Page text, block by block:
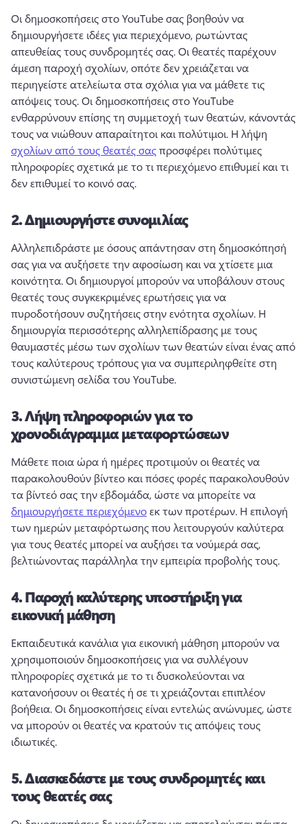
Οι δημοσκοπήσεις στο YouTube σας βοηθούν να
δημιουργήσετε ιδέες για περιεχόμενο, ρωτώντας
απευθείας τους συνδρομητές σας. Οι θεατές παρέχουν
άμεση παροχή σχολίων, οπότε δεν χρειάζεται να
περιηγείστε ατελείωτα στα σχόλια για να μάθετε τις
απόψεις τους. Οι δημοσκοπήσεις στο YouTube
ενθαρρύνουν επίσης τη συμμετοχή των θεατών, κάνοντάς
τους να νιώθουν απαραίτητοι και πολύτιμοι. Η λήψη
σχολίων από τους θεατές σας προσφέρει πολύτιμες
πληροφορίες σχετικά με το τι περιεχόμενο επιθυμεί και τι
δεν επιθυμεί το κοινό σας.
2.Δημιουργήστε συνομιλίας
Αλληλεπιδράστε με όσους απάντησαν στη δημοσκόπησή
σας για να αυξήσετε την αφοσίωση και να χτίσετε μια
κοινότητα. Οι δημιουργοί μπορούν να υποβάλουν στους
θεατές τους συγκεκριμένες ερωτήσεις για να
πυροδοτήσουν συζητήσεις στην ενότητα σχολίων. Η
δημιουργία περισσότερης αλληλεπίδρασης με τους
θαυμαστές μέσω των σχολίων των θεατών είναι ένας από
τους καλύτερους τρόπους για να συμπεριληφθείτε στη
συνιστώμενη σελίδα του YouTube.
3.Λήψη πληροφοριών για το
χρονοδιάγραμμα μεταφορτώσεων
Μάθετε ποια ώρα ή ημέρες προτιμούν οι θεατές να
παρακολουθούν βίντεο και πόσες φορές παρακολουθούν
τα βίντεό σας την εβδομάδα, ώστε να μπορείτε να
δημιουργήσετε περιεχόμενο εκ των προτέρων. Η επιλογή
των ημερών μεταφόρτωσης που λειτουργούν καλύτερα
για τους θεατές μπορεί να αυξήσει τα νούμερά σας,
βελτιώνοντας παράλληλα την εμπειρία προβολής τους.
4.Παροχή καλύτερης υποστήριξη για
εικονική μάθηση
Εκπαιδευτικά κανάλια για εικονική μάθηση μπορούν να
χρησιμοποιούν δημοσκοπήσεις για να συλλέγουν
πληροφορίες σχετικά με το τι δυσκολεύονται να
κατανοήσουν οι θεατές ή σε τι χρειάζονται επιπλέον
βοήθεια. Οι δημοσκοπήσεις είναι εντελώς ανώνυμες, ώστε
να μπορούν οι θεατές να κρατούν τις απόψεις τους
ιδιωτικές.
5.Διασκεδάστε με τους συνδρομητές και
τους θεατές σας